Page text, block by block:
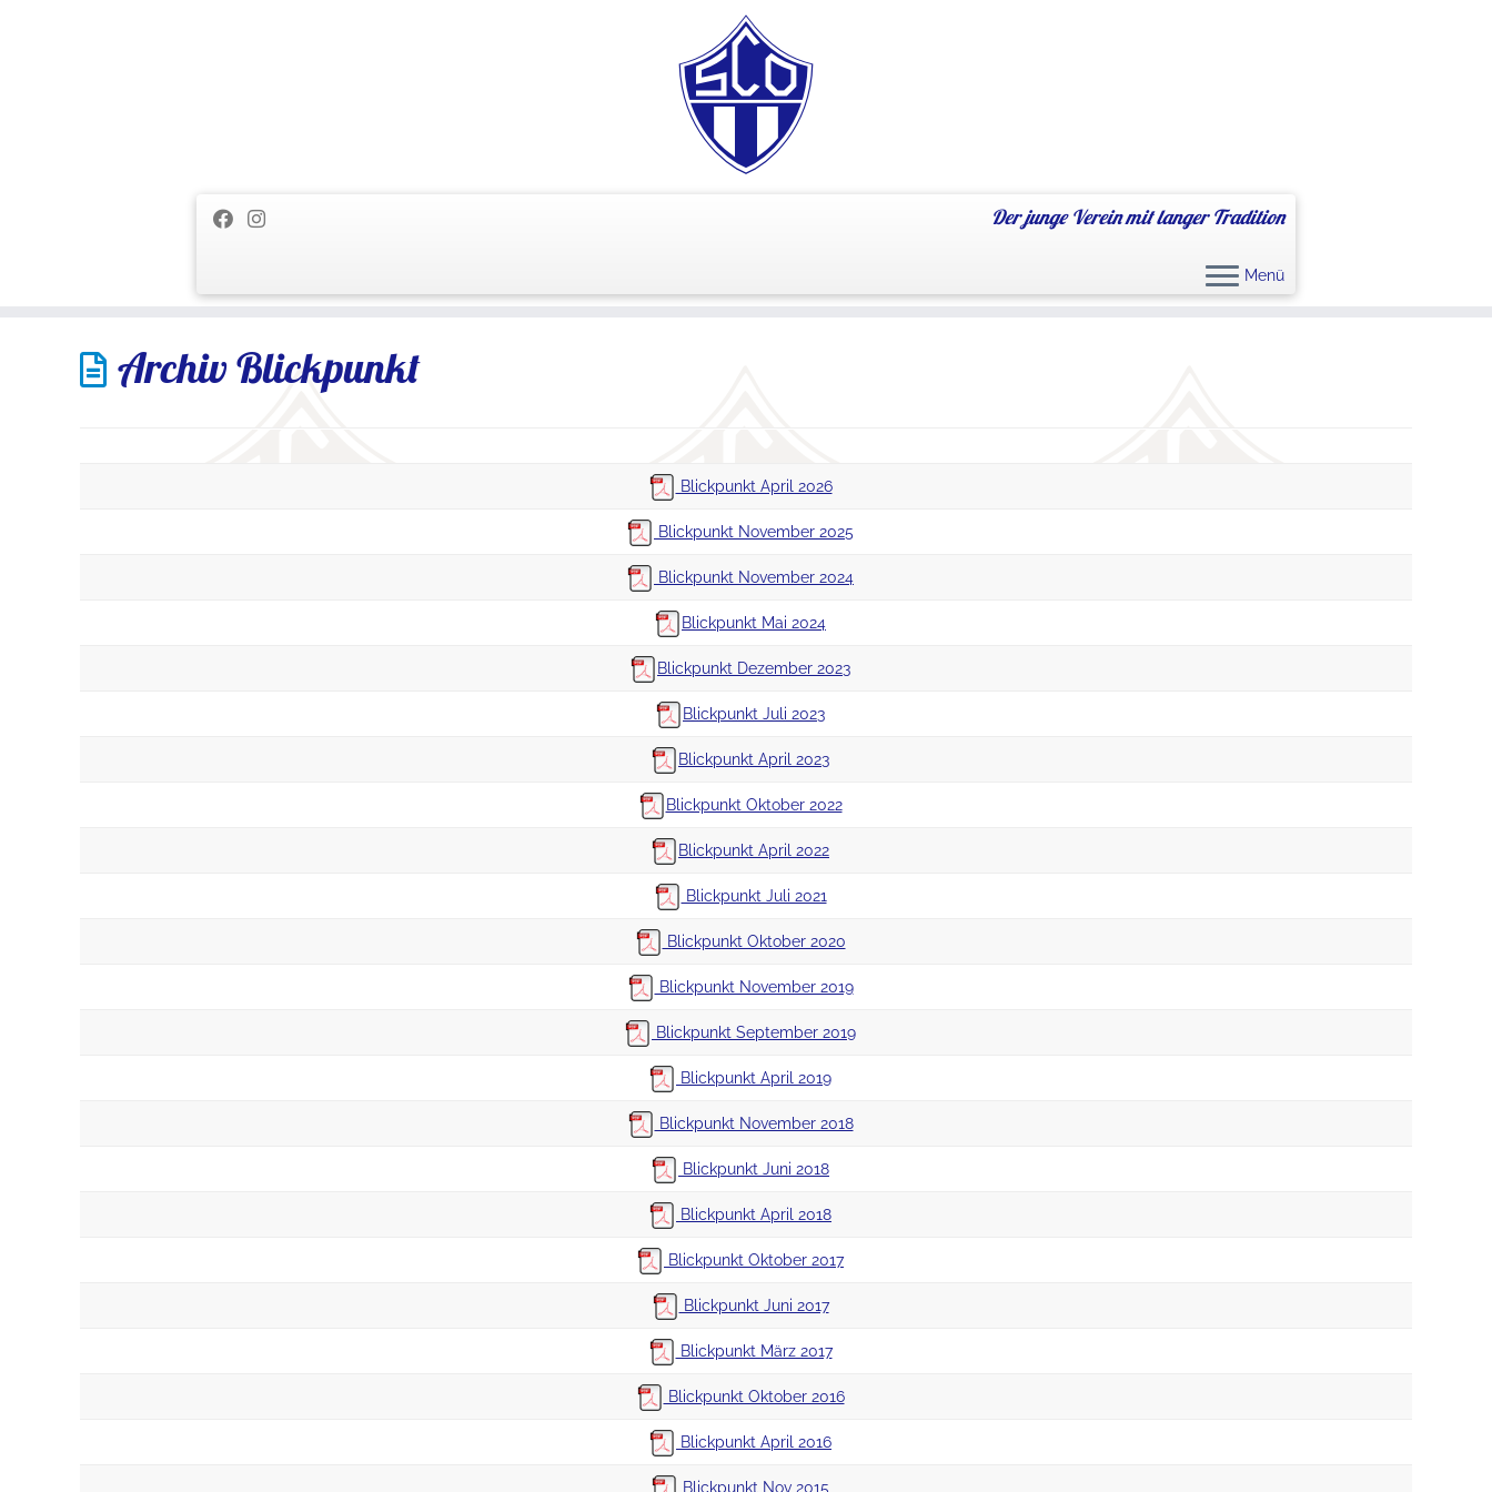
Der junge Verein mit langer Tradition
Menü
Archiv Blickpunkt
Blickpunkt April 2026
Blickpunkt November 2025
Blickpunkt November 2024
Blickpunkt Mai 2024
Blickpunkt Dezember 2023
Blickpunkt Juli 2023
Blickpunkt April 2023
Blickpunkt Oktober 2022
Blickpunkt April 2022
Blickpunkt Juli 2021
Blickpunkt Oktober 2020
Blickpunkt November 2019
Blickpunkt September 2019
Blickpunkt April 2019
Blickpunkt November 2018
Blickpunkt Juni 2018
Blickpunkt April 2018
Blickpunkt Oktober 2017
Blickpunkt Juni 2017
Blickpunkt März 2017
Blickpunkt Oktober 2016
Blickpunkt April 2016
Blickpunkt Nov 2015